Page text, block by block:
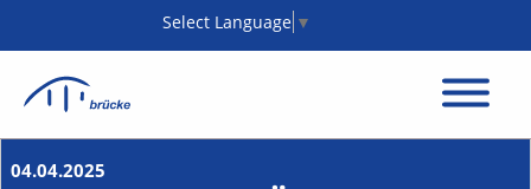
Select Language ▼
04.04.2025